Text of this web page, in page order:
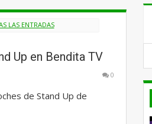
LAS ENTRADAS
Up en Bendita TV
0
de Stand Up de